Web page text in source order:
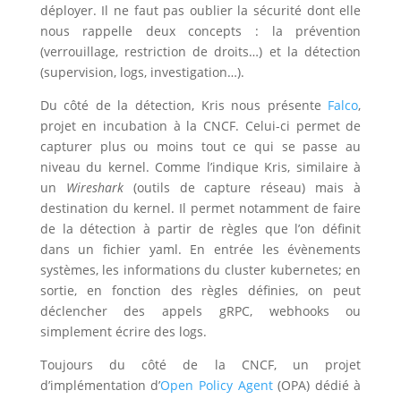
déployer. Il ne faut pas oublier la sécurité dont elle
nous rappelle deux concepts : la prévention
(verrouillage, restriction de droits…) et la détection
(supervision, logs, investigation…).
Du côté de la détection, Kris nous présente Falco,
projet en incubation à la CNCF. Celui-ci permet de
capturer plus ou moins tout ce qui se passe au
niveau du kernel. Comme l’indique Kris, similaire à
un Wireshark(outils de capture réseau) mais à
destination du kernel. Il permet notamment de faire
de la détection à partir de règles que l’on définit
dans un fichier yaml. En entrée les évènements
systèmes, les informations du cluster kubernetes; en
sortie, en fonction des règles définies, on peut
déclencher des appels gRPC, webhooks ou
simplement écrire des logs.
Toujours du côté de la CNCF, un projet
d’implémentation d’Open Policy Agent(OPA) dédié à